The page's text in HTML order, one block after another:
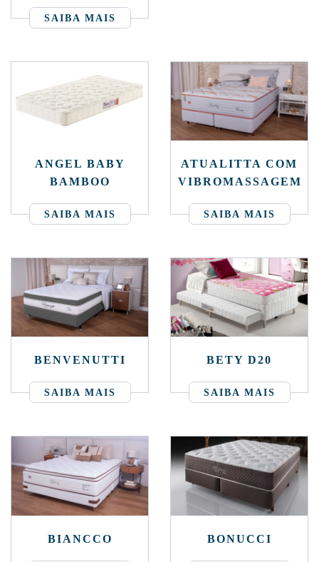
SAIBA MAIS
ANGEL BABY
BAMBOO
SAIBA MAIS
ATUALITTA COM
VIBROMASSAGEM
SAIBA MAIS
BENVENUTTI
SAIBA MAIS
BETY D20
SAIBA MAIS
BIANCCO BONUCCI